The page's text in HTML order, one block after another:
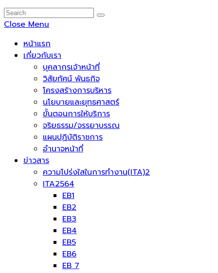
Close Menu
หน้าแรก
เกี่ยวกับเรา
บุคลากรเจ้าหน้าที่
วิสัยทัศน์ พันธกิจ
โครงสร้างการบริหาร
นโยบายและยุทธศาสตร์
ขั้นตอนการให้บริการ
จริยธรรม/จรรยาบรรณ
แผนปฏิบัติราชการ
อำนาจหน้าที่
ข่าวสาร
ความโปร่งใสในการทำงาน(ITA)2
ITA2564
EB1
EB2
EB3
EB4
EB5
EB6
EB 7